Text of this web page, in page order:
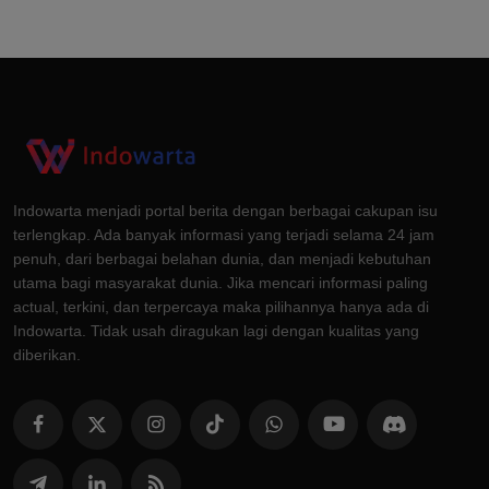
Indowarta menjadi portal berita dengan berbagai cakupan isu
terlengkap. Ada banyak informasi yang terjadi selama 24 jam
penuh, dari berbagai belahan dunia, dan menjadi kebutuhan
utama bagi masyarakat dunia. Jika mencari informasi paling
actual, terkini, dan terpercaya maka pilihannya hanya ada di
Indowarta. Tidak usah diragukan lagi dengan kualitas yang
diberikan.